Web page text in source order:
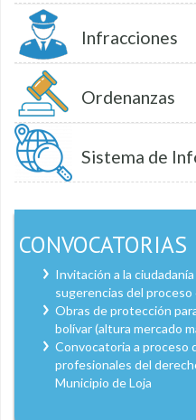
Infracciones
Ordenanzas
Sistema de
CONVOCATORIAS
Invitación a la
sugerencias del
Obras de protección
bolívar (altura mercado
Convocatoria a proceso
profesionales del
Municipio de Loja